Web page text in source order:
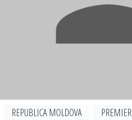
REPUBLICA MOLDOVA
PREMIER